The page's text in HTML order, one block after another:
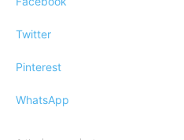
Twitter
Pinterest
WhatsApp